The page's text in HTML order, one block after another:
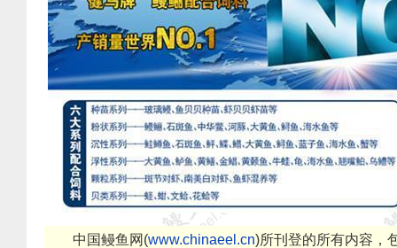
中国鳗鱼网 (www.chinaeel.cn)所刊登的所有内容，